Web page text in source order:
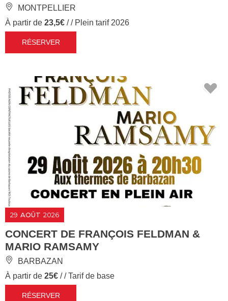
MONTPELLIER
À partir de 23,5€ / / Plein tarif 2026
RÉSERVER
29 AOÛT 2026
CONCERT DE FRANÇOIS FELDMAN &
MARIO RAMSAMY
BARBAZAN
À partir de 25€ / / Tarif de base
RÉSERVER